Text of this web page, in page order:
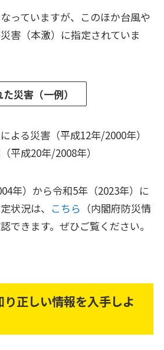
っていますが、このほか台風や
害（本激）に指定されていま
災害（一例）
よる災害（平成12年/2000年）
平成20年/2008年）
年）から令和5年（2023年）に
状況は、 こちら （内閣府防災情
できます。ぜひご覧ください。
正しい情報を入手しよ